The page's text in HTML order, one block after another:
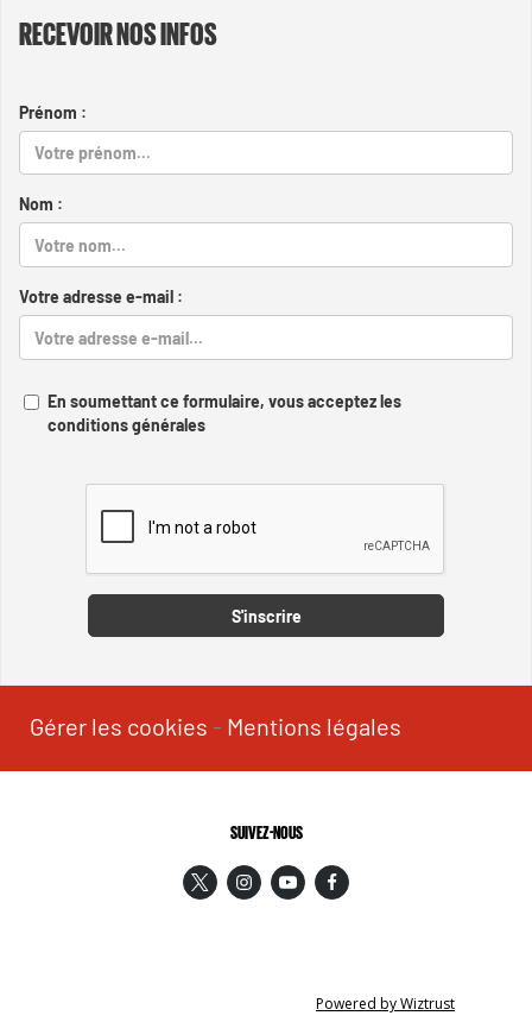
RECEVOIR NOS INFOS
Prénom :
Nom :
Votre adresse e-mail :
En soumettant ce formulaire, vous acceptez les
conditions générales
S'inscrire
Gérer les cookies - Mentions légales
SUIVEZ-NOUS
Powered by Wiztrust